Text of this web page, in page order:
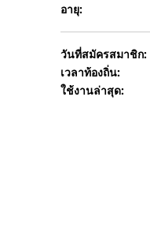
อายุ:
วันที่สมัครสมาชิก:
เวลาท้องถิ่น:
ใช้งานล่าสุด: